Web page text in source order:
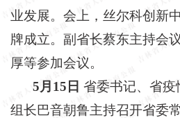
业发展。会上，丝尔科创新
牌成立。副省长蔡东主持会
厚等参加会议。
5月15日 省委书记、省疫
组长巴音朝鲁主持召开省委